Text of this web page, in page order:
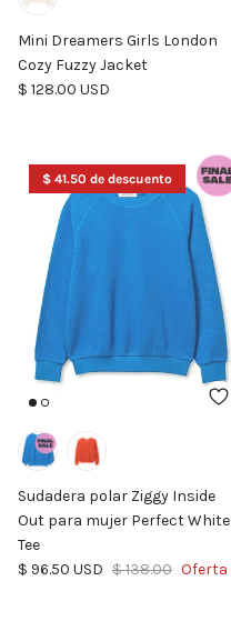
Mini Dreamers Girls London
Cozy Fuzzy Jacket
Precio normal
$ 128.00 USD
$ 41.50 de descuento
Sudadera polar Ziggy Inside
Out para mujer Perfect White
Tee
Precio de venta
$ 96.50 USD Precio normal
$ 138.00 Oferta